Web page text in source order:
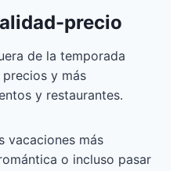
precio
de la temporada
y más
y restaurantes.
vacaciones más
o incluso pasar